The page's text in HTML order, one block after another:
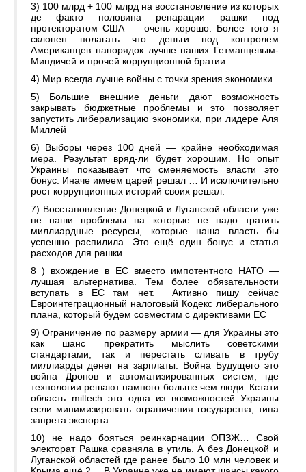
3) 100 млрд + 100 млрд на восстановление из которых
де факто половина репарации рашки под
протекторатом США — очень хорошо. Более того я
склонен полагать что деньги под контролем
Американцев напорядок лучше наших Гетманцевым-
Миндичей и прочей коррупционной братии.
4) Мир всегда лучше войны с точки зрения экономики
5) Большие внешние деньги дают возможность
закрывать бюджетные проблемы и это позволяет
запустить либерализацию экономики, при лидере Аля
Миллей
6) Выборы через 100 дней — крайне необходимая
мера. Результат вряд-ли будет хорошим. Но опыт
Украины показывает что сменяемость власти это
бонус. Иначе имеем царей решал … И исключительно
рост коррупционных историй своих решал.
7) Восстановление Донецкой и Луганской области уже
не наши проблемы на которые не надо тратить
миллиардные ресурсы, которые наша власть бы
успешно распилила. Это ещё один бонус и статья
расходов для рашки…
8 ) вхождение в ЕС вместо импотентного НАТО —
лучшая альтернатива. Тем более обязательности
вступать в ЕС там нет. Активно пишу сейчас
Евроинтеграционный налоговый Кодекс либерального
плана, который будем совместим с директивами ЕС
9) Ограничение по размеру армии — для Украины это
как шанс прекратить мыслить советскими
стандартами, так и перестать сливать в трубу
миллиарды денег на зарплаты. Война Будущего это
война Дронов и автоматизированных систем, где
технологии решают намного больше чем люди. Кстати
область miltech это одна из возможностей Украины
если минимизировать ограничения государства, типа
запрета экспорта.
10) не надо бояться реинкарнации ОПЗЖ… Свой
электорат Рашка сравняла в утиль. А без Донецкой и
Луганской областей где ранее было 10 млн человек и